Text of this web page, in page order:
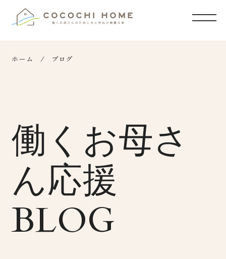
ホーム ブログ
働くお母さ
ん応援
BLOG